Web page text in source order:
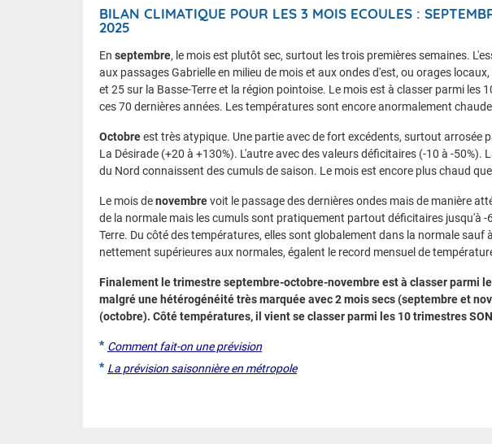
BILAN CLIMATIQUE POUR LES 3 MOIS ECOULES :
2025
En septembre, le mois est plutôt sec, surtout les trois premières semaines.
aux passages Gabrielle en milieu de mois et aux ondes d'est, ou orages
et 25 sur la Basse-Terre et la région pointoise. Le mois est à classer parmi les
ces 70 dernières années. Les températures sont encore anormalement
Octobreest très atypique. Une partie avec de fort excédents, surtout arrosée
La Désirade (+20 à +130%). L'autre avec des valeurs déficitaires (-10 à -50%).
du Nord connaissent des cumuls de saison. Le mois est encore plus chaud
Le mois denovembrevoit le passage des dernières ondes mais de manière
de la normale mais les cumuls sont pratiquement partout déficitaires jusqu'à -
Terre. Du côté des températures, elles sont globalement dans la normale sauf
nettement supérieures aux normales, égalent le record mensuel de
Finalement le trimestre septembre-octobre-novembre est à classer parmi
malgré une hétérogénéité très marquée avec 2 mois secs (septembre et
(octobre). Côté températures, il vient se classer parmi les 10 trimestres
* Comment fait-on une prévision
* La prévision saisonnière en métropole